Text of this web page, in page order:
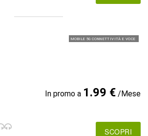
MOBILE 5G CONNETTIVITÀ E VOCE
In promo a 1.99 €/Mese
SCOPRI